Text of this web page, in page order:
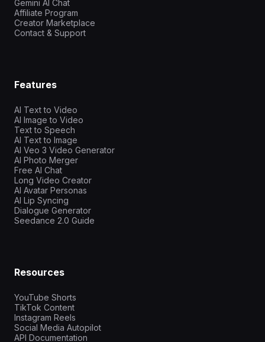
Gemini AI Chat
Affiliate Program
Creator Marketplace
Contact & Support
Features
AI Text to Video
AI Image to Video
Text to Speech
AI Text to Image
AI Veo 3 Video Generator
AI Photo Merger
Free AI Chat
Long Video Creator
AI Avatar Personas
AI Lip Syncing
Dialogue Generator
Seedance 2.0 Guide
Resources
YouTube Shorts
TikTok Content
Instagram Reels
Social Media Autopilot
API Documentation